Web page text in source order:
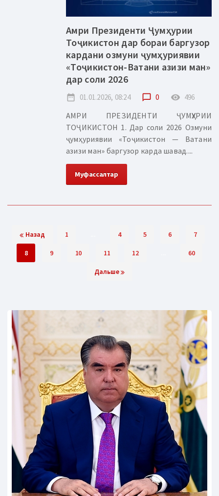
Амри Президенти Ҷумҳурии
Тоҷикистон дар бораи баргузор
кардани озмуни ҷумҳуриявии
«Тоҷикистон-Ватани азизи ман»
дар соли 2026
date_range 01.01.2026, 08:24 chat_bubble_outline 0 remove_red_eye 496
АМРИ ПРЕЗИДЕНТИ ҶУМҲУРИИ
ТОҶИКИСТОН 1. Дар соли 2026 Озмуни
ҷумҳуриявии «Тоҷикистон — Ватани
азизи ман» баргузор карда шавад....
Муфассалтар
Назад 1 4 5 6 7
8 9 10 11 12 60
Дальше